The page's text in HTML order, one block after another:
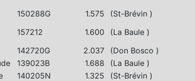
150288G 1.575
(St-Brévin )
157212 1.600
(La Baule )
142720G 2.037 (Don Bosco )
139023B 1.688
(La Baule )
140205N 1.325
(St-Brévin )